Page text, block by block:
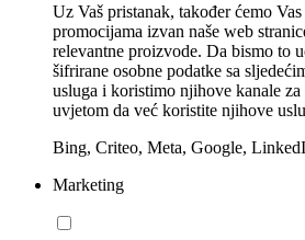
Uz Vaš pristanak, također ćemo
promocijama izvan naše web
relevantne proizvode. Da bismo to
šifrirane osobne podatke sa
usluga i koristimo njihove kanale
uvjetom da već koristite njihove
Bing, Criteo, Meta, Google,
Marketing